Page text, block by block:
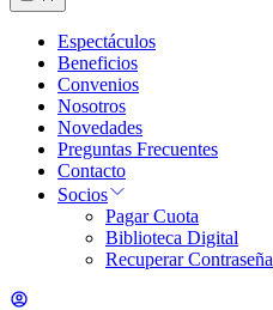
Espectáculos
Beneficios
Convenios
Nosotros
Novedades
Preguntas Frecuentes
Contacto
Socios
Pagar Cuota
Biblioteca Digital
Recuperar Contraseña